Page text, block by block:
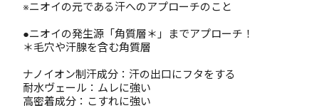
※ニオイの元である汗へのアプローチのこと
●ニオイの発生源「角質層＊」までアプローチ！
＊毛穴や汗腺を含む角質層
ナノイオン制汗成分：汗の出口にフタをする
耐水ヴェール：ムレに強い
高密着成分：こすれに強い